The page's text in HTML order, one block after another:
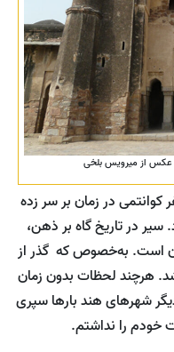
عکس از میرویس بلخی
در زمان بر سر زده
در تاریخ گاه بر ذهن،
است. به‌خصوص که گذر از
هرچند لحظات بدون زمان
شهرهای هند بارها سپری
خودم را نداشتم.